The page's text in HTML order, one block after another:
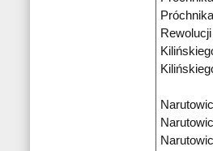
Próchnika